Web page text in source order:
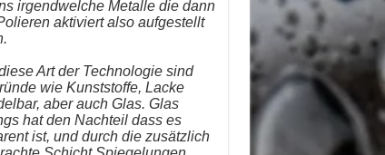
irgendwelche Metalle die dann
aktiviert also aufgestellt
Art der Technologie sind
wie Kunststoffe, Lacke
aber auch Glas. Glas
hat den Nachteil dass es
ist, und durch die zusätzlich